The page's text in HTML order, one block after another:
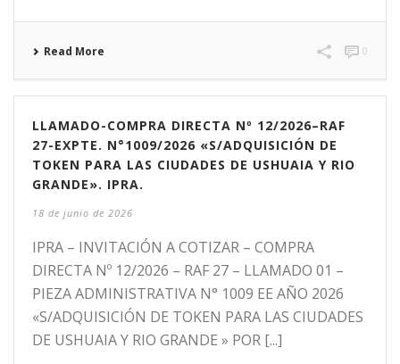
Read More 0
LLAMADO-COMPRA DIRECTA Nº 12/2026–RAF
27-EXPTE. N°1009/2026 «S/ADQUISICIÓN DE
TOKEN PARA LAS CIUDADES DE USHUAIA Y RIO
GRANDE». IPRA.
18 de junio de 2026
IPRA – INVITACIÓN A COTIZAR – COMPRA
DIRECTA Nº 12/2026 – RAF 27 – LLAMADO 01 –
PIEZA ADMINISTRATIVA N° 1009 EE AÑO 2026
«S/ADQUISICIÓN DE TOKEN PARA LAS CIUDADES
DE USHUAIA Y RIO GRANDE » POR [...]